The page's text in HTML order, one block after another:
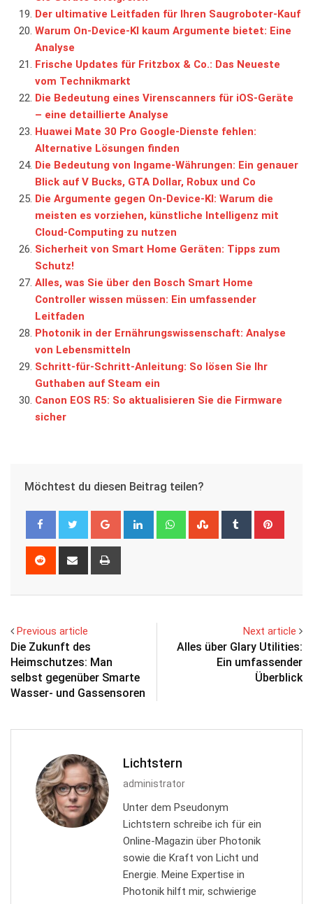
Der ultimative Leitfaden für Ihren Saugroboter-Kauf
Warum On-Device-KI kaum Argumente bietet: Eine
Analyse
Frische Updates für Fritzbox & Co.: Das Neueste
vom Technikmarkt
Die Bedeutung eines Virenscanners für iOS-Geräte
– eine detaillierte Analyse
Huawei Mate 30 Pro Google-Dienste fehlen:
Alternative Lösungen finden
Die Bedeutung von Ingame-Währungen: Ein genauer
Blick auf V Bucks, GTA Dollar, Robux und Co
Die Argumente gegen On-Device-KI: Warum die
meisten es vorziehen, künstliche Intelligenz mit
Cloud-Computing zu nutzen
Sicherheit von Smart Home Geräten: Tipps zum
Schutz!
Alles, was Sie über den Bosch Smart Home
Controller wissen müssen: Ein umfassender
Leitfaden
Photonik in der Ernährungswissenschaft: Analyse
von Lebensmitteln
Schritt-für-Schritt-Anleitung: So lösen Sie Ihr
Guthaben auf Steam ein
Canon EOS R5: So aktualisieren Sie die Firmware
sicher
Möchtest du diesen Beitrag teilen?
Google+ LinkedIn WhatsappStumbleUpon
Tumblr
Reddit
Share
Previous article
Die Zukunft des
Heimschutzes: Man
selbst gegenüber Smarte
Wasser- und Gassensoren
Next article
Alles über Glary Utilities:
Ein umfassender
Überblick
Lichtstern
administrator
Unter dem Pseudonym
Lichtstern schreibe ich für ein
Online-Magazin über Photonik
sowie die Kraft von Licht und
Energie. Meine Expertise in
Photonik hilft mir, schwierige